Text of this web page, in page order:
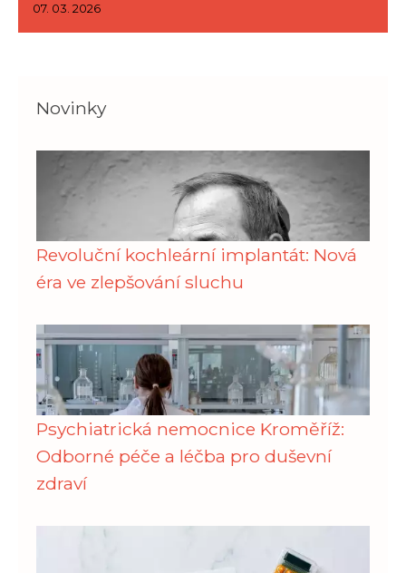
07. 03. 2026
Novinky
Revoluční kochleární implantát: Nová
éra ve zlepšování sluchu
Psychiatrická nemocnice Kroměříž:
Odborné péče a léčba pro duševní
zdraví